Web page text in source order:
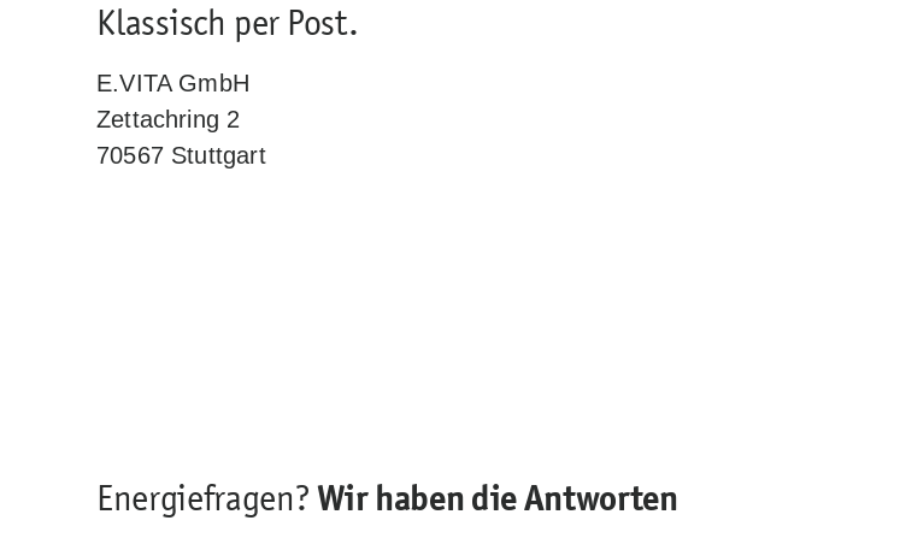
Klassisch per Post.
E.VITA GmbH
Zettachring 2
70567 Stuttgart
Energiefragen?Wir haben die Antworten